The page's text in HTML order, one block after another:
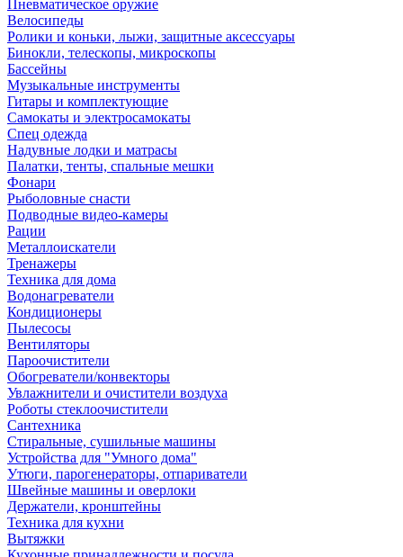
Пневматическое оружие
Велосипеды
Ролики и коньки, лыжи, защитные аксессуары
Бинокли, телескопы, микроскопы
Бассейны
Музыкальные инструменты
Гитары и комплектующие
Самокаты и электросамокаты
Спец одежда
Надувные лодки и матрасы
Палатки, тенты, спальные мешки
Фонари
Рыболовные снасти
Подводные видео-камеры
Рации
Металлоискатели
Тренажеры
Техника для дома
Водонагреватели
Кондиционеры
Пылесосы
Вентиляторы
Пароочистители
Обогреватели/конвекторы
Увлажнители и очистители воздуха
Роботы стеклоочистители
Сантехника
Стиральные, сушильные машины
Устройства для "Умного дома"
Утюги, парогенераторы, отпариватели
Швейные машины и оверлоки
Держатели, кронштейны
Техника для кухни
Вытяжки